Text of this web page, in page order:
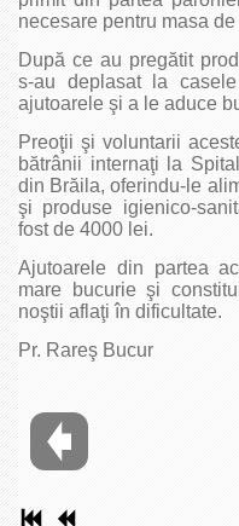
necesare pentru masa
După ce au pregătit
s-au deplasat la
ajutoarele şi a le aduce
Preoţii şi voluntarii
bătrânii internaţi la
din Brăila, oferindu-le
şi produse igienico-
fost de 4000 lei.
Ajutoarele din partea
mare bucurie şi
noştii aflaţi în dificultate.
Pr. Rareş Bucur